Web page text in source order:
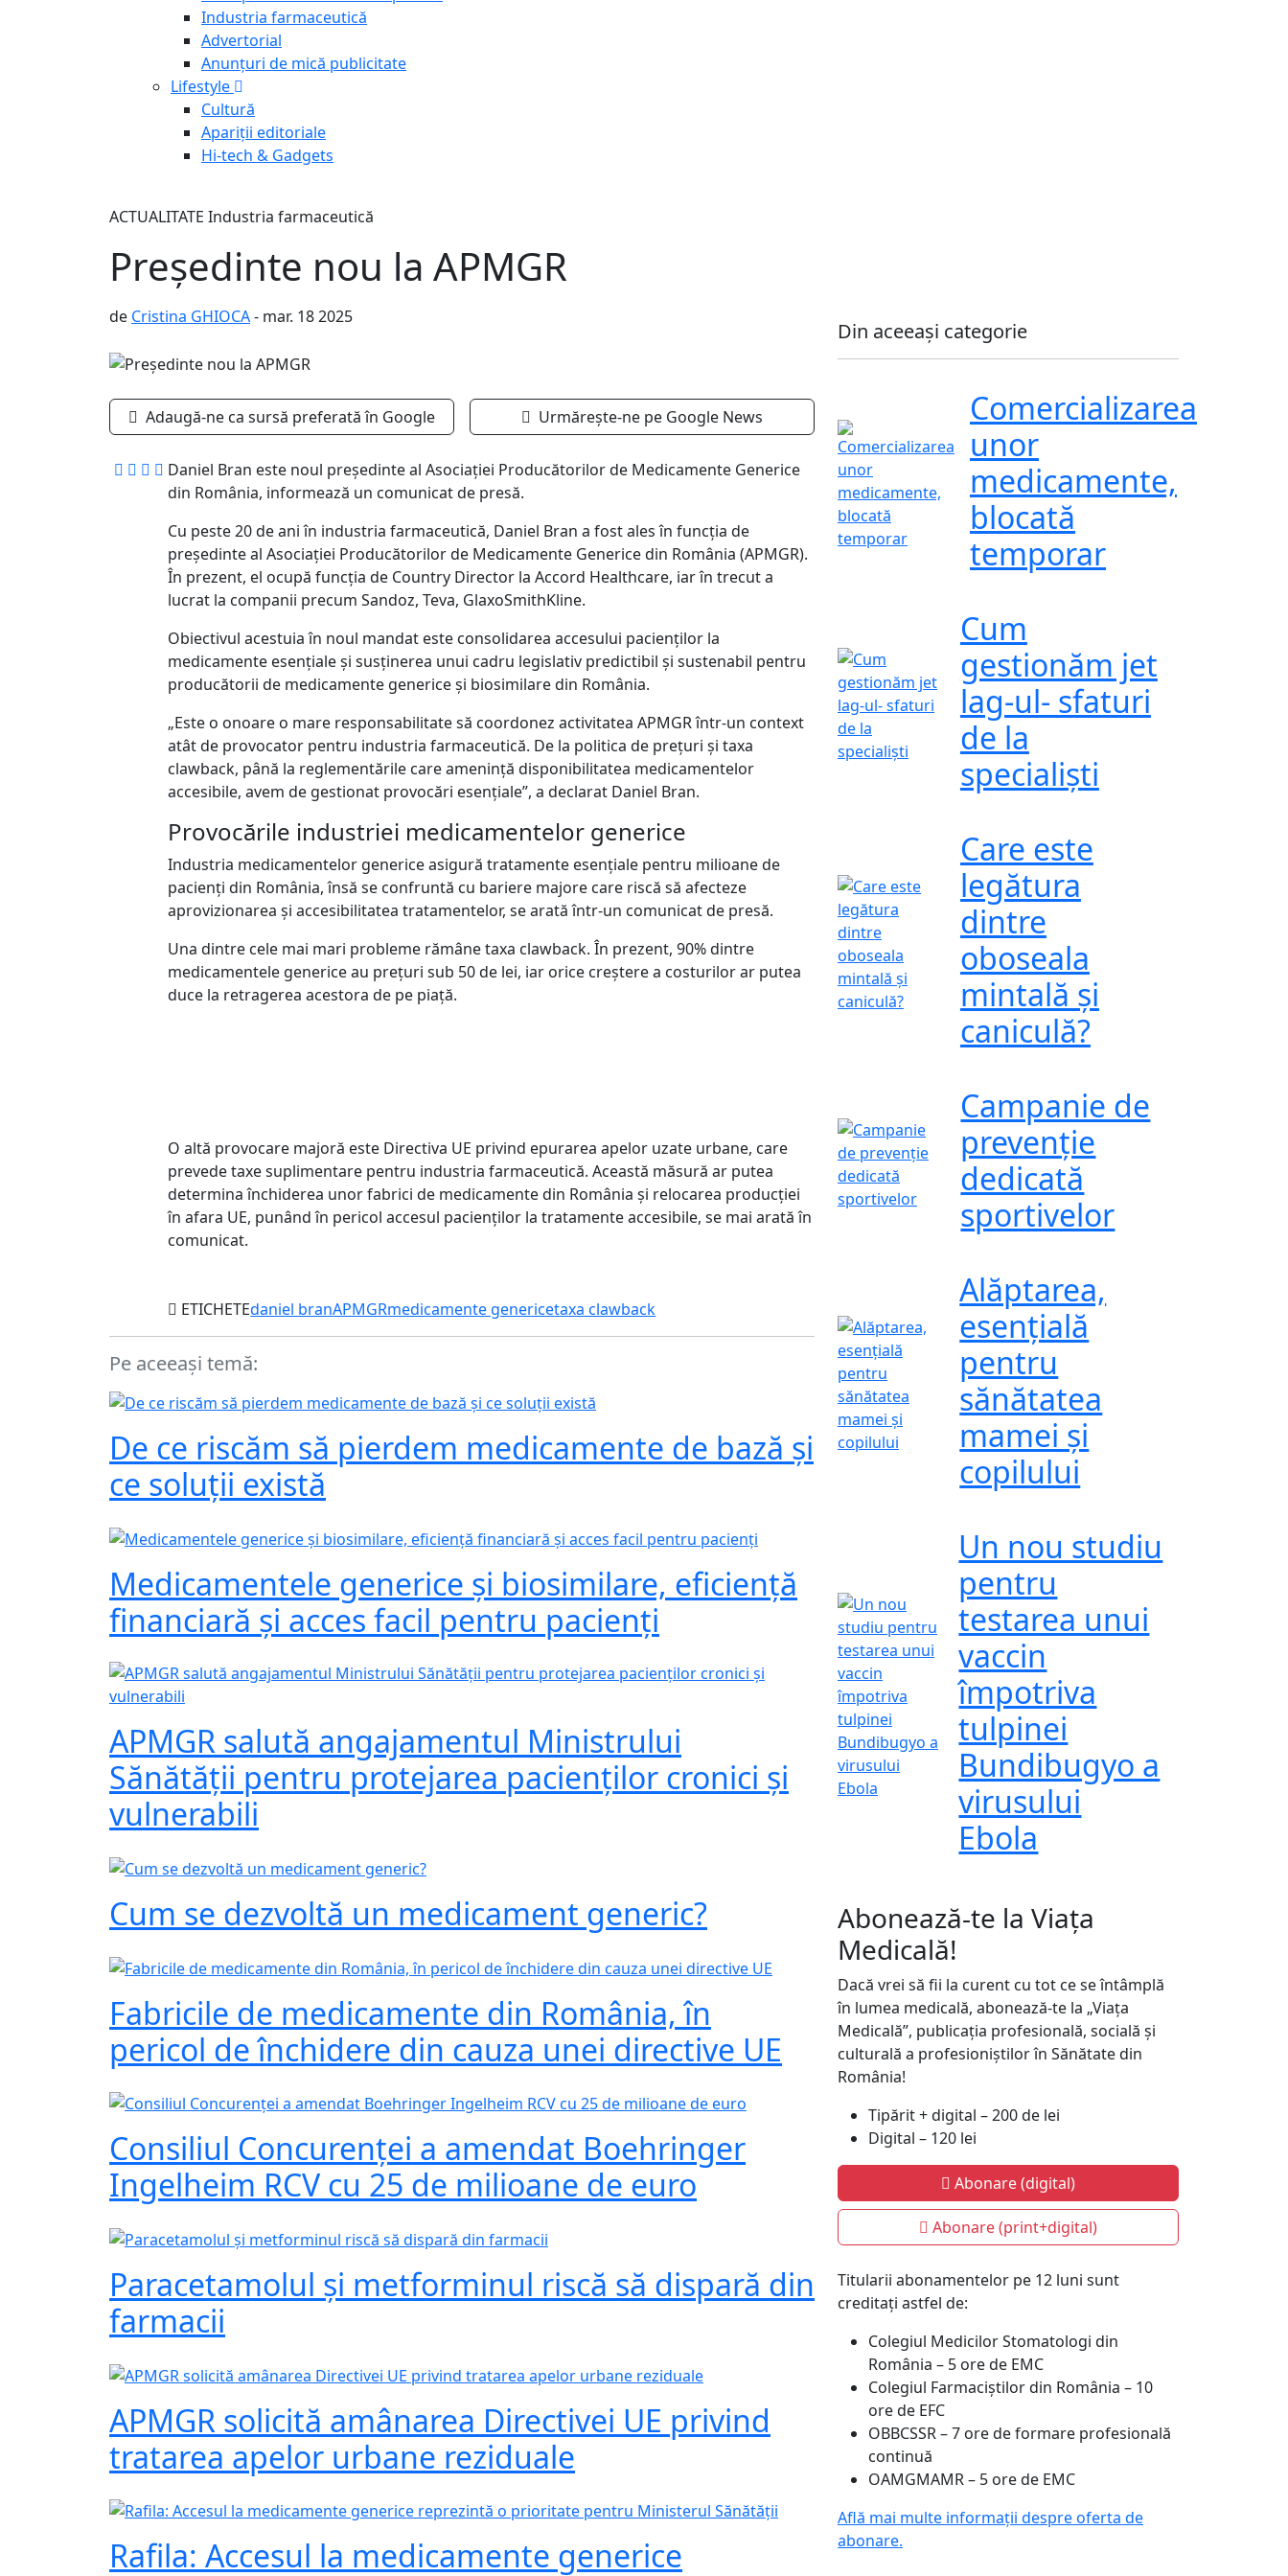
Industria farmaceutică
Advertorial
Anunțuri de mică publicitate
Lifestyle
Cultură
Apariții editoriale
Hi-tech & Gadgets
ACTUALITATE Industria farmaceutică
Președinte nou la APMGR
de Cristina GHIOCA- mar. 18 2025
Adaugă-ne ca sursă preferată în Google Urmărește-ne pe Google News
Daniel Bran este noul președinte al Asociației Producătorilor de Medicamente Generice
din România, informează un comunicat de presă.
Cu peste 20 de ani în industria farmaceutică, Daniel Bran a fost ales în funcția de
președinte al Asociației Producătorilor de Medicamente Generice din România (APMGR).
În prezent, el ocupă funcția de Country Director la Accord Healthcare, iar în trecut a
lucrat la companii precum Sandoz, Teva, GlaxoSmithKline.
Obiectivul acestuia în noul mandat este consolidarea accesului pacienților la
medicamente esențiale și susținerea unui cadru legislativ predictibil și sustenabil pentru
producătorii de medicamente generice și biosimilare din România.
„Este o onoare o mare responsabilitate să coordonez activitatea APMGR într-un context
atât de provocator pentru industria farmaceutică. De la politica de prețuri și taxa
clawback, până la reglementările care amenință disponibilitatea medicamentelor
accesibile, avem de gestionat provocări esențiale”, a declarat Daniel Bran.
Provocările industriei medicamentelor generice
Industria medicamentelor generice asigură tratamente esențiale pentru milioane de
pacienți din România, însă se confruntă cu bariere majore care riscă să afecteze
aprovizionarea și accesibilitatea tratamentelor, se arată într-un comunicat de presă.
Una dintre cele mai mari probleme rămâne taxa clawback. În prezent, 90% dintre
medicamentele generice au prețuri sub 50 de lei, iar orice creștere a costurilor ar putea
duce la retragerea acestora de pe piață.
O altă provocare majoră este Directiva UE privind epurarea apelor uzate urbane, care
prevede taxe suplimentare pentru industria farmaceutică. Această măsură ar putea
determina închiderea unor fabrici de medicamente din România și relocarea producției
în afara UE, punând în pericol accesul pacienților la tratamente accesibile, se mai arată în
comunicat.
ETICHETEdaniel branAPMGRmedicamente genericetaxa clawback
Pe aceeași temă:
De ce riscăm să pierdem medicamente de bază și
ce soluții există
Medicamentele generice și biosimilare, eficiență
financiară și acces facil pentru pacienți
APMGR salută angajamentul Ministrului
Sănătății pentru protejarea pacienților cronici și
vulnerabili
Cum se dezvoltă un medicament generic?
Fabricile de medicamente din România, în
pericol de închidere din cauza unei directive UE
Consiliul Concurenței a amendat Boehringer
Ingelheim RCV cu 25 de milioane de euro
Paracetamolul și metforminul riscă să dispară din
farmacii
APMGR solicită amânarea Directivei UE privind
tratarea apelor urbane reziduale
Rafila: Accesul la medicamente generice
Din aceeași categorie
Comercializarea
unor
medicamente,
blocată
temporar
Cum
gestionăm jet
lag-ul- sfaturi
de la
specialiști
Care este
legătura
dintre
oboseala
mintală și
caniculă?
Campanie de
prevenție
dedicată
sportivelor
Alăptarea,
esențială
pentru
sănătatea
mamei și
copilului
Un nou studiu
pentru
testarea unui
vaccin
împotriva
tulpinei
Bundibugyo a
virusului
Ebola
Abonează-te la Viața
Medicală!
Dacă vrei să fii la curent cu tot ce se întâmplă
în lumea medicală, abonează-te la „Viața
Medicală”, publicația profesională, socială și
culturală a profesioniștilor în Sănătate din
România!
Tipărit + digital – 200 de lei
Digital – 120 lei
Abonare (digital)
Abonare (print+digital)
Titularii abonamentelor pe 12 luni sunt
creditați astfel de:
Colegiul Medicilor Stomatologi din
România – 5 ore de EMC
Colegiul Farmaciștilor din România – 10
ore de EFC
OBBCSSR – 7 ore de formare profesională
continuă
OAMGMAMR – 5 ore de EMC
Află mai multe informații despre oferta de
abonare.